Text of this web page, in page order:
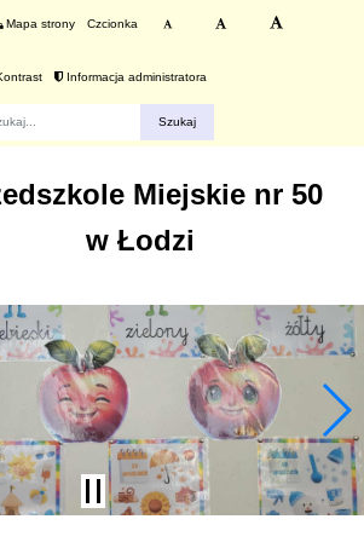
Mapa strony Czcionka
Informacja administratora
Miejskie nr 50
w Łodzi